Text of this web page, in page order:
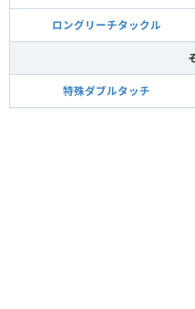
ロングリーチタックル
特殊ダブルタッチ